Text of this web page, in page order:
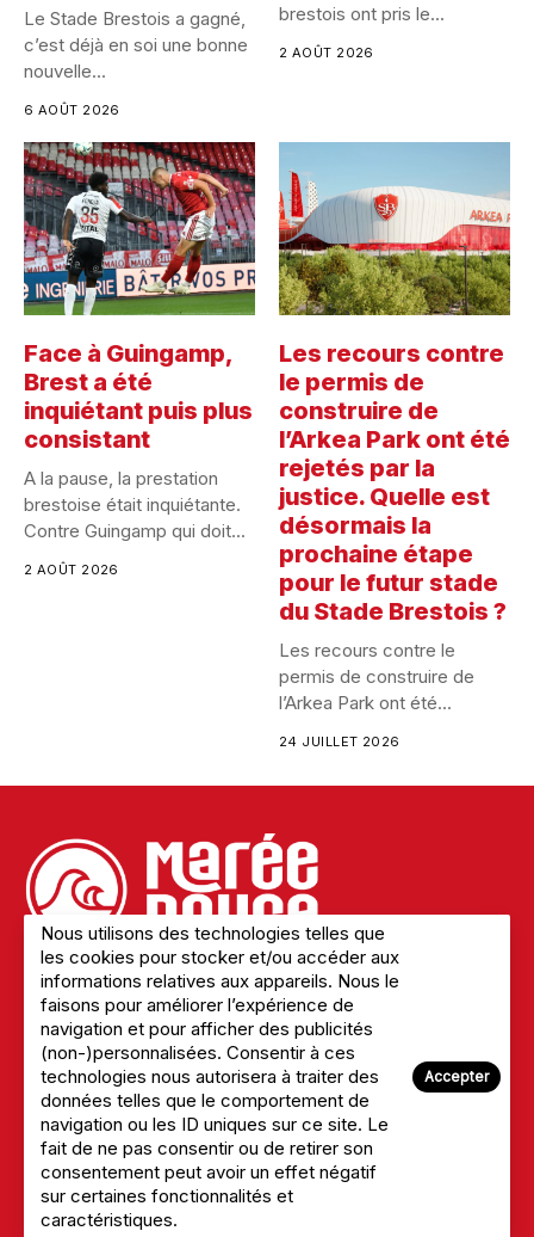
Le Stade Brestois a gagné,
c’est déjà en soi une bonne
nouvelle...
6 AOÛT 2026
brestois ont pris le...
2 AOÛT 2026
Face à Guingamp,
Brest a été
inquiétant puis plus
consistant
A la pause, la prestation
brestoise était inquiétante.
Contre Guingamp qui doit...
2 AOÛT 2026
Les recours contre
le permis de
construire de
l’Arkea Park ont été
rejetés par la
justice. Quelle est
désormais la
prochaine étape
pour le futur stade
du Stade Brestois ?
Les recours contre le
permis de construire de
l’Arkea Park ont été...
24 JUILLET 2026
Mentions légales
Politique de confidentialité
A Propos du site
Nous Contacter
© 2026 Marée Rouge
Nous utilisons des technologies telles que
les cookies pour stocker et/ou accéder aux
informations relatives aux appareils. Nous le
faisons pour améliorer l’expérience de
navigation et pour afficher des publicités
(non-)personnalisées. Consentir à ces
technologies nous autorisera à traiter des
données telles que le comportement de
navigation ou les ID uniques sur ce site. Le
fait de ne pas consentir ou de retirer son
consentement peut avoir un effet négatif
sur certaines fonctionnalités et
caractéristiques.
Accepter